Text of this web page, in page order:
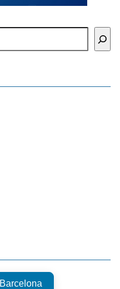
Barcelona